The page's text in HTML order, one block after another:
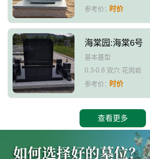
参考价：时价
海棠园:海棠6号
基本墓型
0.3-0.8 双穴 花岗岩
参考价：时价
查看更多